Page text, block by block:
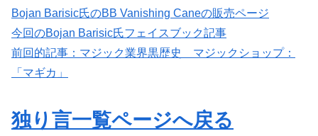
Bojan Barisic氏のBB Vanishing Caneの販売ページ
今回のBojan Barisic氏フェイスブック記事
前回的記事：マジック業界黒歴史 マジックショップ：
「マギカ」
独り言一覧ページへ戻る